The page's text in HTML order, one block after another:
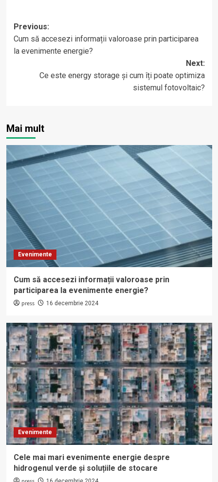
Post
navigation
Previous:
Cum să accesezi informații valoroase prin participarea
la evenimente energie?
Next:
Ce este energy storage și cum îți poate optimiza
sistemul fotovoltaic?
Mai mult
Evenimente
Cum să accesezi informații valoroase prin
participarea la evenimente energie?
press 16 decembrie 2024
Evenimente
Cele mai mari evenimente energie despre
hidrogenul verde și soluțiile de stocare